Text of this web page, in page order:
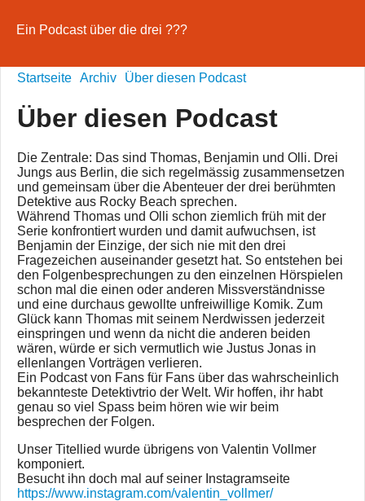
Ein Podcast über die drei ???
Startseite Archiv Über diesen Podcast
Über diesen Podcast
Die Zentrale: Das sind Thomas, Benjamin und Olli. Drei
Jungs aus Berlin, die sich regelmässig zusammensetzen
und gemeinsam über die Abenteuer der drei berühmten
Detektive aus Rocky Beach sprechen.
Während Thomas und Olli schon ziemlich früh mit der
Serie konfrontiert wurden und damit aufwuchsen, ist
Benjamin der Einzige, der sich nie mit den drei
Fragezeichen auseinander gesetzt hat. So entstehen bei
den Folgenbesprechungen zu den einzelnen Hörspielen
schon mal die einen oder anderen Missverständnisse
und eine durchaus gewollte unfreiwillige Komik. Zum
Glück kann Thomas mit seinem Nerdwissen jederzeit
einspringen und wenn da nicht die anderen beiden
wären, würde er sich vermutlich wie Justus Jonas in
ellenlangen Vorträgen verlieren.
Ein Podcast von Fans für Fans über das wahrscheinlich
bekannteste Detektivtrio der Welt. Wir hoffen, ihr habt
genau so viel Spass beim hören wie wir beim
besprechen der Folgen.
Unser Titellied wurde übrigens von Valentin Vollmer
komponiert.
Besucht ihn doch mal auf seiner Instagramseite
https://www.instagram.com/valentin_vollmer/